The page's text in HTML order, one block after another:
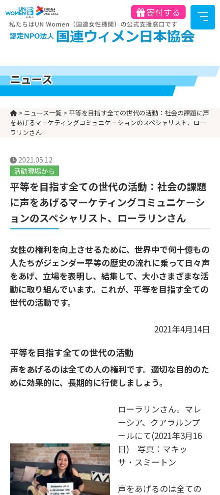
寄付する
ニュース
> ニュース一覧 > 平等を目指す全ての世代の活動：社会の課題に声
をあげるマーケティングコミュニケーションのスペシャリスト、ロー
ラリンさん
2021.05.12
活動現場から
平等を目指す全ての世代の活動：社会の課題
に声をあげるマーケティングコミュニケーシ
ョンのスペシャリスト、ローラリンさん
女性の権利を向上させるために、世界中で何十億もの
人たちがジェンダー平等の歴史の流れに乗って日々声
をあげ、立場を表明し、結集して、大小さまざまな活
動に取り組んでいます。これが、平等を目指す全ての
世代の活動です。
2021年4月14日
平等を目指す全ての世代の活動
声をあげるのは全ての人の権利です。適切な目的のた
めに効果的に、長期的に行使しましょう。
ローラリンさん。マレ
ーシア、クアラルンプ
ールにて(2021年3月16
日) 写真：マキッ
サ・スミートン
声をあげるのは全ての